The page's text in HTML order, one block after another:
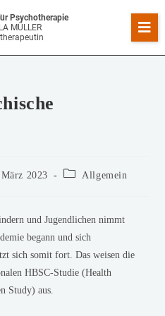
Psychotherapie
MÜLLER
2023 Allgemein
und Jugendlichen nimmt
begann und sich
sich somit fort. Das weisen die
HBSC-Studie (Health
Study) aus.